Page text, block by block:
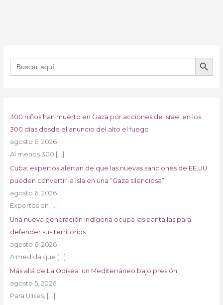
Buscar: BOTÓN DE
300 niños han muerto en Gaza por acciones de Israel en los
300 días desde el anuncio del alto el fuego
agosto 6, 2026
Al menos 300 […]
Cuba: expertos alertan de que las nuevas sanciones de EE.UU.
pueden convertir la isla en una “Gaza silenciosa”
agosto 6, 2026
Expertos en […]
Una nueva generación indígena ocupa las pantallas para
defender sus territorios
agosto 6, 2026
A medida que […]
Más allá de La Odisea: un Mediterráneo bajo presión
agosto 5, 2026
Para Ulises, […]